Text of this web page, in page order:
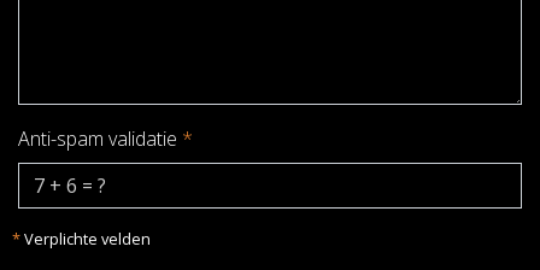
Anti-spam validatie *
*Verplichte velden